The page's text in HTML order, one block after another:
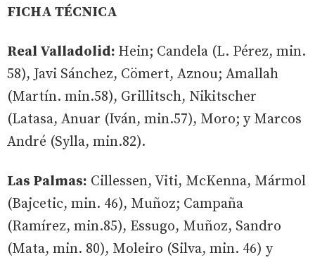
FICHA TÉCNICA
Real Valladolid: Hein; Candela (L. Pérez, min.
58), Javi Sánchez, Cömert, Aznou; Amallah
(Martín. min.58), Grillitsch, Nikitscher
(Latasa, Anuar (Iván, min.57), Moro; y Marcos
André (Sylla, min.82).
Las Palmas: Cillessen, Viti, McKenna, Mármol
(Bajcetic, min. 46), Muñoz; Campaña
(Ramírez, min.85), Essugo, Muñoz, Sandro
(Mata, min. 80), Moleiro (Silva, min. 46) y